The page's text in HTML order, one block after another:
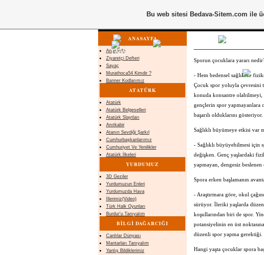
Sporun çocuklara yararı
- Hem bedensel sağlık ve
Çocuk spor yoluyla çevresini
konuda konsantre olabilmeyi,
gençlerin spor yapmayanlara
başarılı olduklarını gösteriyor.
Sağlıklı büyümeye etkisi var
- Sağlıklı büyüyebilmesi için
değişken. Genç yaşlardaki
yapmayan, dengesiz
Spora erken başlamanın
- Araştırmara göre, okul
sürüyor. İleriki yaşlarda
koşullarından biri de spor.
potansiyelinin en üst
düzenli spor yapma gerektiği.
Hangi yaşta çocuklar spora
ANASAYFA
Anasayfa
Ziyaretçi Defteri
Sayaç
Murathoca54 Kimdir ?
Banner Kodlarımız
ATATÜRK
Atatürk
Atatürk Belgeselleri
Atatürk Slaytları
Anıtkabir
Atanın Sevdiği Şarkıl
Cumhurbaşkanlarımız
Cumhuriyet Ve Yenilikler
Atatürk İlkeleri
YURDUMUZ
3D Geziler
Yurdumuzun Enleri
Yurdumuzda Hava
İllerimiz(Video)
Türk Halk Oyunları
Burdur'u Tanıyalım
BİLGİ DAĞARCIĞI
Canlılar Dünyası
Mantarları Tanıyalım
Yanlış Bildiklerimiz
Bu web sitesi Bedava-Sitem.com ile